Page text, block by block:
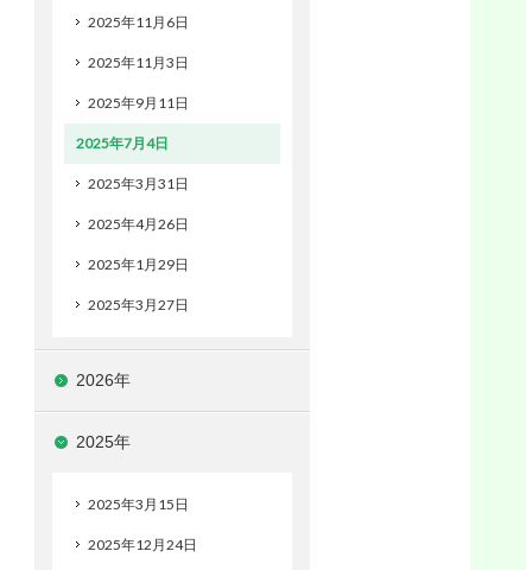
2025年11月6日
2025年11月3日
2025年9月11日
2025年7月4日
2025年3月31日
2025年4月26日
2025年1月29日
2025年3月27日
2026年
2025年
2025年3月15日
2025年12月24日